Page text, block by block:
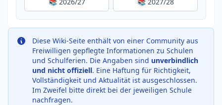
Diese Wiki-Seite enthält von einer Community aus
Freiwilligen gepflegte Informationen zu Schulen
und Schulferien. Die Angaben sind unverbindlich
und nicht offiziell. Eine Haftung für Richtigkeit,
Vollständigkeit und Aktualität ist ausgeschlossen.
Im Zweifel bitte direkt bei der jeweiligen Schule
nachfragen.